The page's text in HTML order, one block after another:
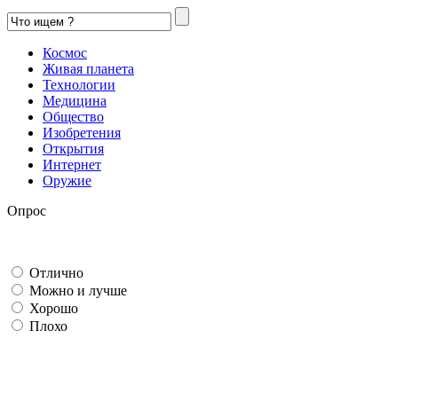
Космос
Живая планета
Технологии
Медицина
Общество
Изобретения
Открытия
Интернет
Оружие
Опрос
Отлично
Можно и лучше
Хорошо
Плохо